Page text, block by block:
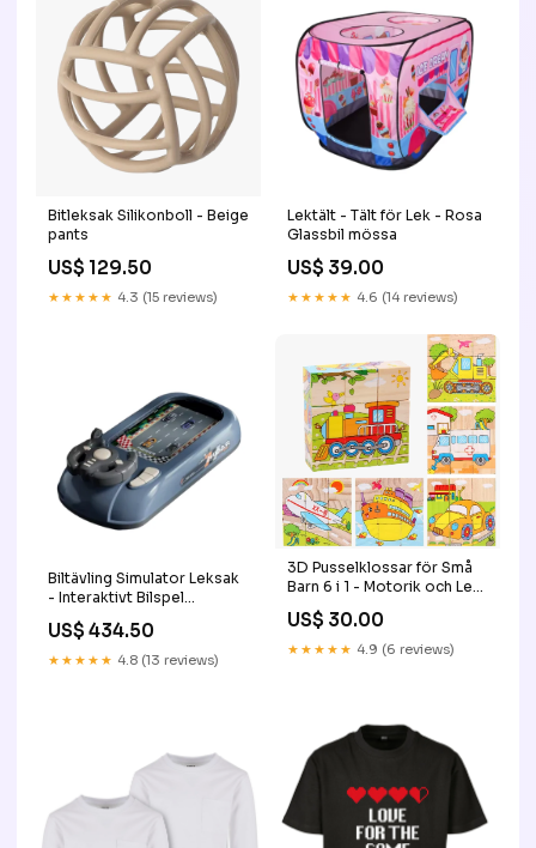
Bitleksak Silikonboll - Beige
pants
US$ 129.50
★★★★★ 4.3 (15 reviews)
Lektält - Tält för Lek - Rosa
Glassbil mössa
US$ 39.00
★★★★★ 4.6 (14 reviews)
Biltävling Simulator Leksak
- Interaktivt Bilspel
US$ 434.50
★★★★★ 4.8 (13 reviews)
3D Pusselklossar för Små
Barn 6 i 1 - Motorik och Lek i
Ett - Transportmotiv
Modell:Transport
US$ 30.00
★★★★★ 4.9 (6 reviews)